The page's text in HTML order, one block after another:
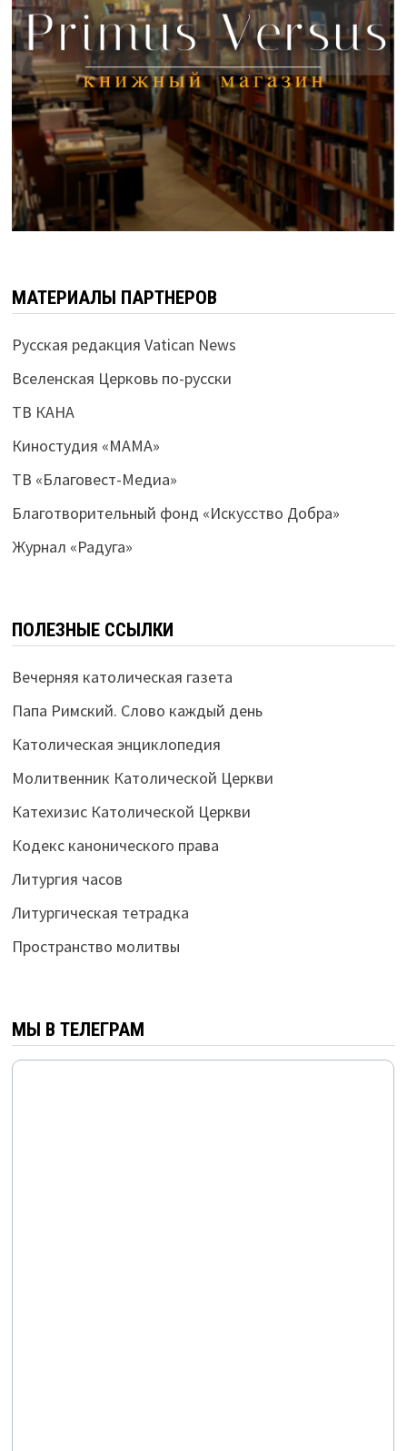
МАТЕРИАЛЫ ПАРТНЕРОВ
Русская редакция Vatican News
Вселенская Церковь по-русски
ТВ КАНА
Киностудия «МАМА»
ТВ «Благовест-Медиа»
Благотворительный фонд «Искусство Добра»
Журнал «Радуга»
ПОЛЕЗНЫЕ ССЫЛКИ
Вечерняя католическая газета
Папа Римский. Слово каждый день
Католическая энциклопедия
Молитвенник Католической Церкви
Катехизис Католической Церкви
Кодекс канонического права
Литургия часов
Литургическая тетрадка
Пространство молитвы
МЫ В ТЕЛЕГРАМ